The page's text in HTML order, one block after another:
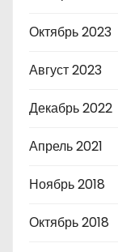
Октябрь 2023
Август 2023
Декабрь 2022
Апрель 2021
Ноябрь 2018
Октябрь 2018